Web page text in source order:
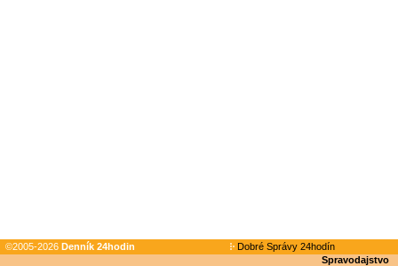
©2005-2026 Denník 24hodin
Dobré Správy 24hodín
Spravodajstvo